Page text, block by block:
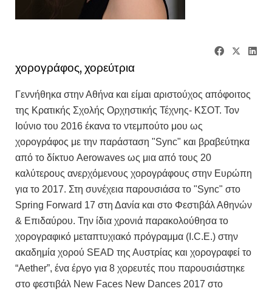
χορογράφος, χορεύτρια
Γεννήθηκα στην Αθήνα και είμαι αριστούχος απόφοιτος
της Κρατικής Σχολής Ορχηστικής Τέχνης- ΚΣΟΤ. Τον
Ιούνιο του 2016 έκανα το ντεμπούτο μου ως
χορογράφος με την παράσταση "Sync" και βραβεύτηκα
από το δίκτυο Aerowaves ως μια από τους 20
καλύτερους ανερχόμενους χορογράφους στην Ευρώπη
για το 2017. Στη συνέχεια παρουσιάσα το "Sync" στο
Spring Forward 17 στη Δανία και στο Φεστιβάλ Αθηνών
& Επιδαύρου. Την ίδια χρονιά παρακολούθησα το
χορογραφικό μεταπτυχιακό πρόγραμμα (I.C.E.) στην
ακαδημία χορού SEAD της Αυστρίας και χορογραφεί το
“Aether”, ένα έργο για 8 χορευτές που παρουσιάστηκε
στο φεστιβάλ New Faces New Dances 2017 στο